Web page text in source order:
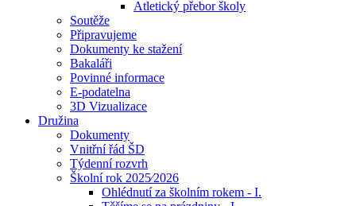
Atletický přebor školy
Soutěže
Připravujeme
Dokumenty ke stažení
Bakaláři
Povinné informace
E-podatelna
3D Vizualizace
Družina
Dokumenty
Vnitřní řád ŠD
Týdenní rozvrh
Školní rok 2025⁄2026
Ohlédnutí za školním rokem - I.